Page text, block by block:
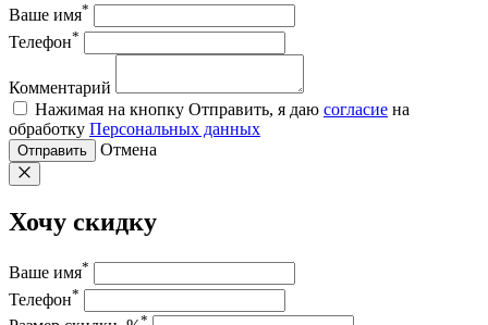
Ваше имя*
Телефон*
Комментарий
Нажимая на кнопку Отправить, я даю согласие на
обработку Персональных данных
Отправить Отмена
Хочу скидку
Ваше имя*
Телефон*
*